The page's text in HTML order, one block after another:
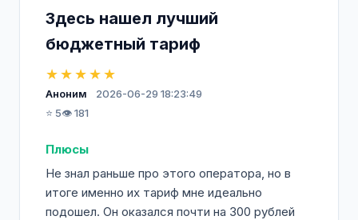
Здесь нашел лучший
бюджетный тариф
★★★★★
Аноним
2026-06-29 18:23:49
⭐ 5👁️ 181
Плюсы
Не знал раньше про этого оператора, но в
итоге именно их тариф мне идеально
подошел. Он оказался почти на 300 рублей